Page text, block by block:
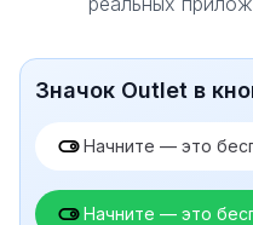
Значок Outlet в
Начните — это
Начните — это